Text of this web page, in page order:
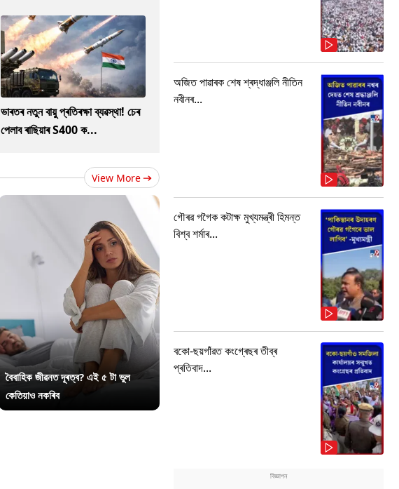
ভাৰতৰ নতুন বায়ু প্ৰতিৰক্ষা ব্যৱস্থা! চেৰ
পেলাব ৰাছিয়াৰ S400 ক...
View More
বৈবাহিক জীৱনত দূৰত্ব? এই ৫ টা ভুল
কেতিয়াও নকৰিব
অজিত পাৱাৰক শেষ শ্ৰদ্ধাঞ্জলি নীতিন
নবীনৰ...
গৌৰৱ গগৈক কটাক্ষ মুখ্যমন্ত্ৰী হিমন্ত
বিশ্ব শৰ্মাৰ...
বকো-ছয়গাঁৱত কংগ্ৰেছৰ তীব্ৰ
প্ৰতিবাদ...